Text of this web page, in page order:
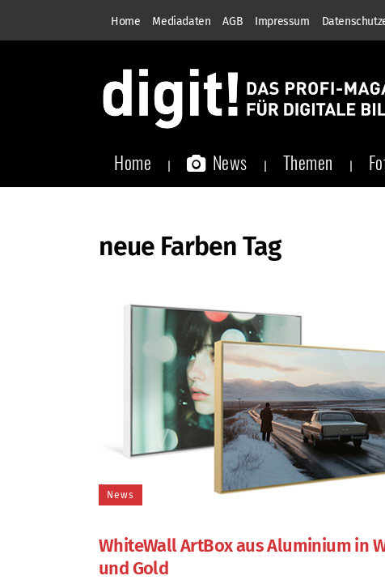
Home Mediadaten AGB Impressum
Home News Themen
neue Farben Tag
News
WhiteWall ArtBox aus Aluminium in
und Gold